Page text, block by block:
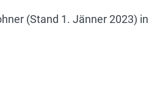
(Stand 1. Jänner 2023) in